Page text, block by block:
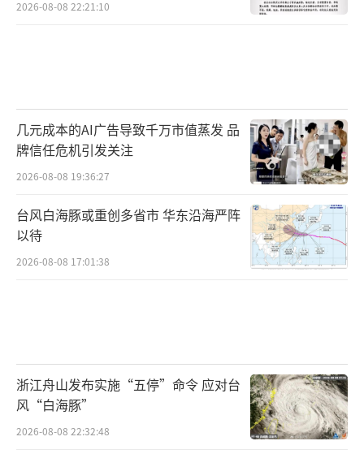
2026-08-08 22:21:10
几元成本的AI广告导致千万市值蒸发 品
牌信任危机引发关注
2026-08-08 19:36:27
台风白海豚或重创多省市 华东沿海严阵
以待
2026-08-08 17:01:38
浙江舟山发布实施“五停”命令 应对台
风“白海豚”
2026-08-08 22:32:48